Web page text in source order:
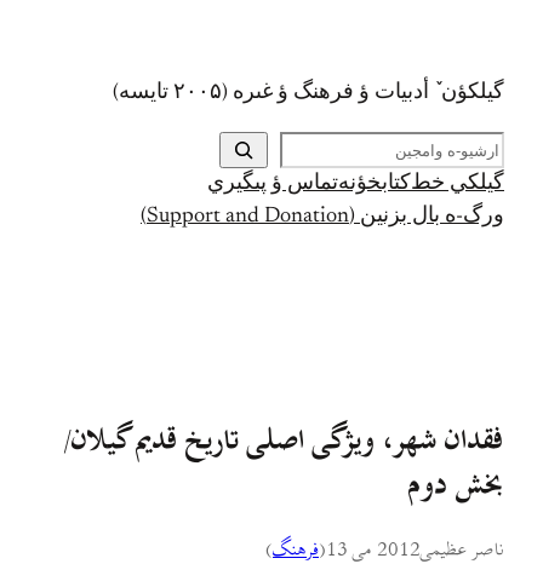
گيلکؤن ٚ أدبیات ؤ فرهنگ ؤ غىره (۲۰۰۵ تايسه)
ج
س
ت
ج
گيلکي خط کتابخؤنهتماس ؤ پىگيري
ورگ-ه بال بزنين (Support and Donation)
فقدان شهر، ویژگی اصلی تاریخ قدیم گیلان/
بخش دوم
ناصر عظیمی2012 می 13 (فرهنگ)